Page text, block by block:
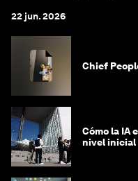
22 jun. 2026
Chief
Cómo la IA
nivel inicial